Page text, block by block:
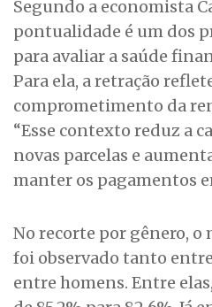
Segundo a economista
pontualidade é um dos
para avaliar a saúde
Para ela, a retração
comprometimento da
“Esse contexto reduz a
novas parcelas e
manter os pagamentos
No recorte por gênero,
foi observado tanto
entre homens. Entre